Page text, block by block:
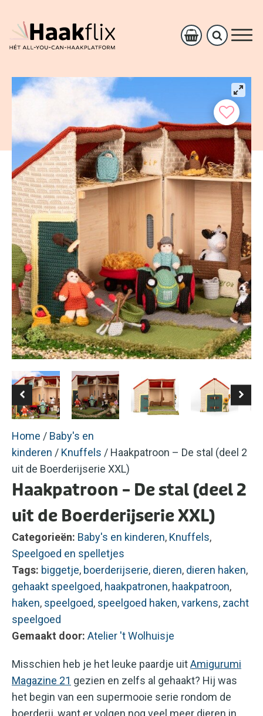
Home / Baby's en
kinderen / Knuffels / Haakpatroon – De stal (deel 2
uit de Boerderijserie XXL)
Haakpatroon – De stal (deel 2
uit de Boerderijserie XXL)
Categorieën: Baby's en kinderen, Knuffels,
Speelgoed en spelletjes
Tags: biggetje, boerderijserie, dieren, dieren haken,
gehaakt speelgoed, haakpatronen, haakpatroon,
haken, speelgoed, speelgoed haken,varkens, zacht
speelgoed
Gemaakt door: Atelier 't Wolhuisje
Misschien heb je het leuke paardje uitAmigurumi
Magazine 21 gezien en zelfs al gehaakt? Hij was
het begin van een supermooie serie rondom de
boerderij, want er volgen nog veel meer dieren in